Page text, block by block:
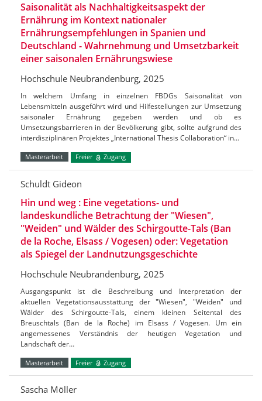
Saisonalität als Nachhaltigkeitsaspekt der
Ernährung im Kontext nationaler
Ernährungsempfehlungen in Spanien und
Deutschland - Wahrnehmung und Umsetzbarkeit
einer saisonalen Ernährungswiese
Hochschule Neubrandenburg, 2025
In welchem Umfang in einzelnen FBDGs Saisonalität von
Lebensmitteln ausgeführt wird und Hilfestellungen zur Umsetzung
saisonaler Ernährung gegeben werden und ob es
Umsetzungsbarrieren in der Bevölkerung gibt, sollte aufgrund des
interdisziplinären Projektes „International Thesis Collaboration“ in…
Masterarbeit Freier Zugang
Schuldt Gideon
Hin und weg : Eine vegetations- und
landeskundliche Betrachtung der "Wiesen",
"Weiden" und Wälder des Schirgoutte-Tals (Ban
de la Roche, Elsass / Vogesen) oder: Vegetation
als Spiegel der Landnutzungsgeschichte
Hochschule Neubrandenburg, 2025
Ausgangspunkt ist die Beschreibung und Interpretation der
aktuellen Vegetationsausstattung der "Wiesen", "Weiden" und
Wälder des Schirgoutte-Tals, einem kleinen Seitental des
Breuschtals (Ban de la Roche) im Elsass / Vogesen. Um ein
angemessenes Verständnis der heutigen Vegetation und
Landschaft der…
Masterarbeit Freier Zugang
Sascha Möller